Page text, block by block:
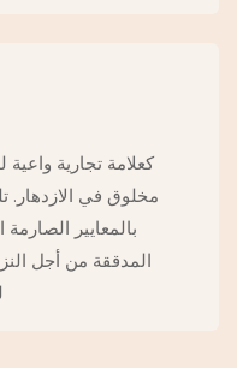
كعلامة تجارية
مخلوق في الازدهار.
بالمعايير
المدققة من أجل